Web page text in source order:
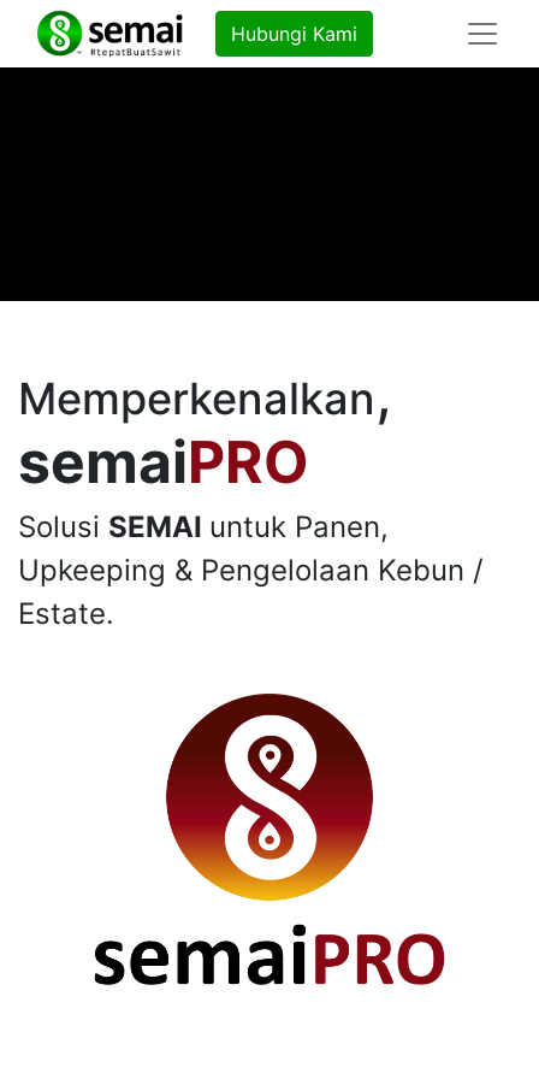
Hubungi Kami
Memperkenalkan,
semaiPRO
Solusi SEMAI untuk Panen,
Upkeeping & Pengelolaan Kebun /
Estate.